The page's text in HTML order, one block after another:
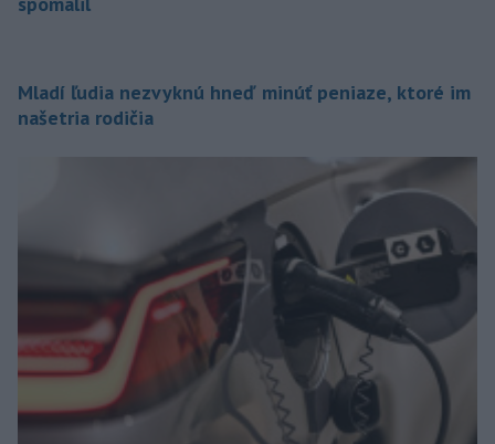
Mladí ľudia nezvyknú hneď minúť peniaze, ktoré im
našetria rodičia